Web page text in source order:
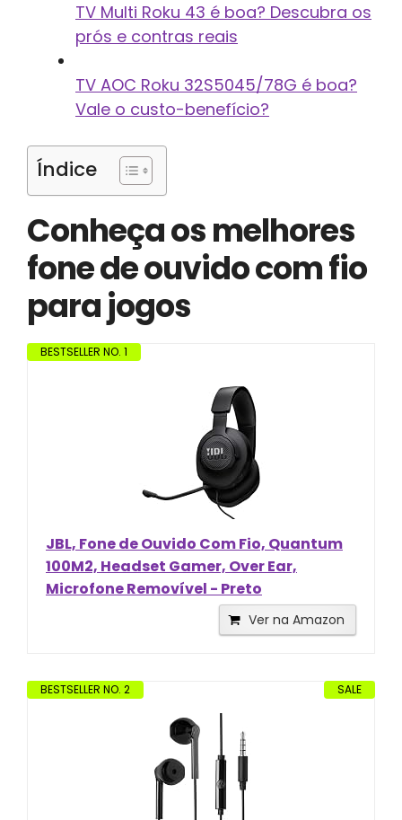
TV Multi Roku 43 é boa? Descubra os
prós e contras reais
TV AOC Roku 32S5045/78G é boa?
Vale o custo-benefício?
Índice
Conheça os melhores
fone de ouvido com fio
para jogos
BESTSELLER NO. 1
JBL, Fone de Ouvido Com Fio, Quantum
100M2, Headset Gamer, Over Ear,
Microfone Removível - Preto
Ver na Amazon
SALE
BESTSELLER NO. 2